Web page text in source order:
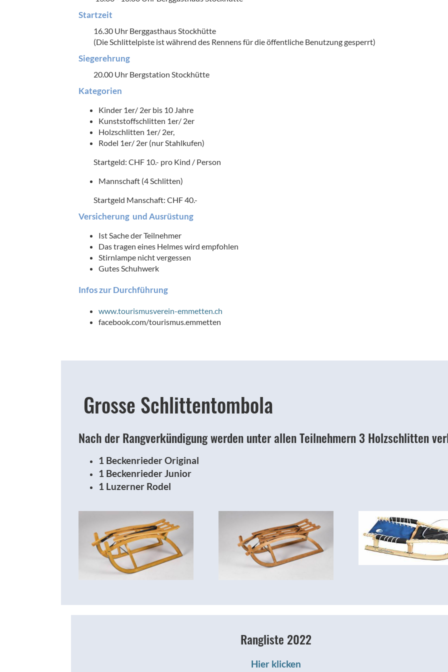
Startzeit
16.30 Uhr Berggasthaus Stockhütte
(Die Schlittelpiste ist während des Rennens für die öffentliche Benutzung gesperrt)
Siegerehrung
20.00 Uhr Bergstation Stockhütte
Kategorien
Kinder 1er/ 2er bis 10 Jahre
Kunststoffschlitten 1er/ 2er
Holzschlitten 1er/ 2er,
Rodel 1er/ 2er (nur Stahlkufen)
Startgeld: CHF 10.- pro Kind / Person
Mannschaft (4 Schlitten)
Startgeld Manschaft: CHF 40.-
Versicherung und Ausrüstung
Ist Sache der Teilnehmer
Das tragen eines Helmes wird empfohlen
Stirnlampe nicht vergessen
Gutes Schuhwerk
Infos zur Durchführung
www.tourismusverein-emmetten.ch
facebook.com/tourismus.emmetten
Grosse Schlittentombola
Nach der Rangverkündigung werden unter allen Teilnehmern 3 Holzschlitten
1 Beckenrieder Original
1 Beckenrieder Junior
1 Luzerner Rodel
Rangliste 2022
Hier klicken